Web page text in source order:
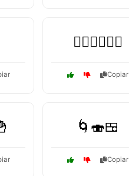
🚴‍♂️🏃‍♀️🧗‍♂️
Copiar
🌀🍣🍱
Copiar